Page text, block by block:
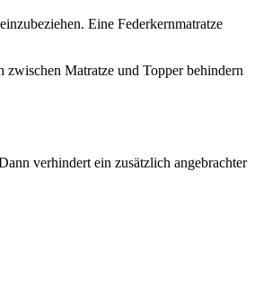
Eine Federkernmatratze
zwischen Matratze und Topper behindern
verhindert ein zusätzlich angebrachter